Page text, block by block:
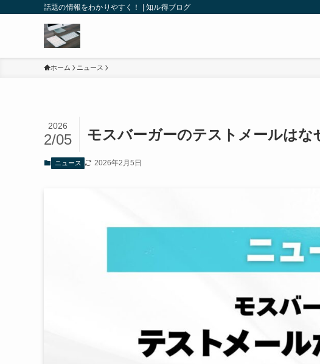
話題の情報をわかりやすく！ | 知ル得ブログ
ホーム ニュース
モスバーガーのテストメールは
2026
2/05
ニュース 2026年2月5日